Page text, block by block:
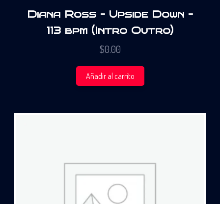
Diana Ross – Upside Down –
113 bpm (Intro Outro)
$0.00
Añadir al carrito